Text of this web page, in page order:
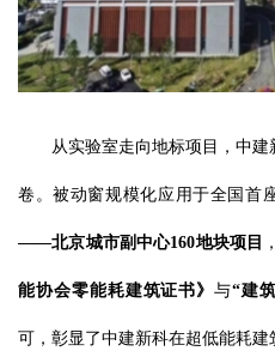
从实验室走向地标项目，中
卷。被动窗规模化应用于全国首
——北京城市副中心160地块项目
能协会零能耗建筑证书》与“建
可，彰显了中建新科在超低能耗建